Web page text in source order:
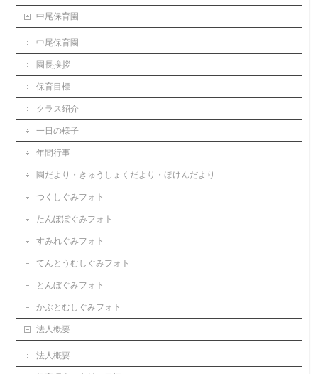
中尾保育園
中尾保育園
園長挨拶
保育目標
クラス紹介
一日の様子
年間行事
園だより・きゅうしょくだより・ほけんだより
つくしぐみフォト
たんぽぽぐみフォト
すみれぐみフォト
てんとうむしぐみフォト
とんぼぐみフォト
かぶとむしぐみフォト
法人概要
法人概要